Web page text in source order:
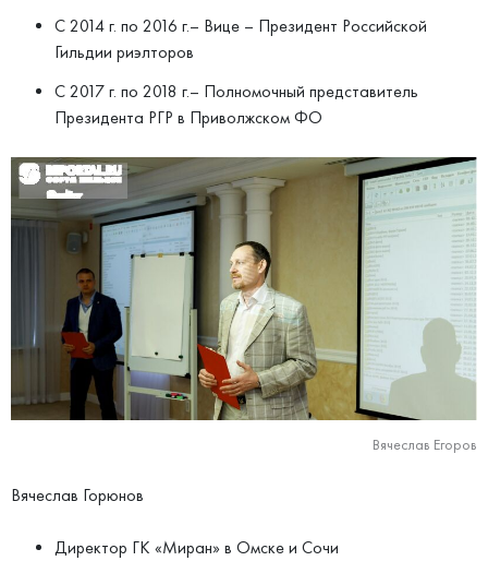
С 2014 г. по 2016 г.– Вице – Президент Российской
Гильдии риэлторов
С 2017 г. по 2018 г.– Полномочный представитель
Президента РГР в Приволжском ФО
Вячеслав Егоров
Вячеслав Горюнов
Директор ГК «Миран» в Омске и Сочи